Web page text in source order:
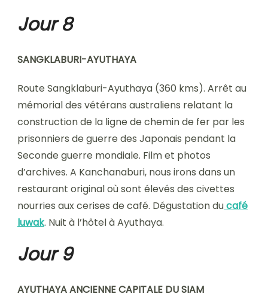
Jour 8
SANGKLABURI-AYUTHAYA
Route Sangklaburi-Ayuthaya (360 kms). Arrêt au
mémorial des vétérans australiens relatant la
construction de la ligne de chemin de fer par les
prisonniers de guerre des Japonais pendant la
Seconde guerre mondiale. Film et photos
d’archives. A Kanchanaburi, nous irons dans un
restaurant original où sont élevés des civettes
nourries aux cerises de café. Dégustation ducafé
luwak. Nuit à l’hôtel à Ayuthaya.
Jour 9
AYUTHAYA ANCIENNE CAPITALE DU SIAM